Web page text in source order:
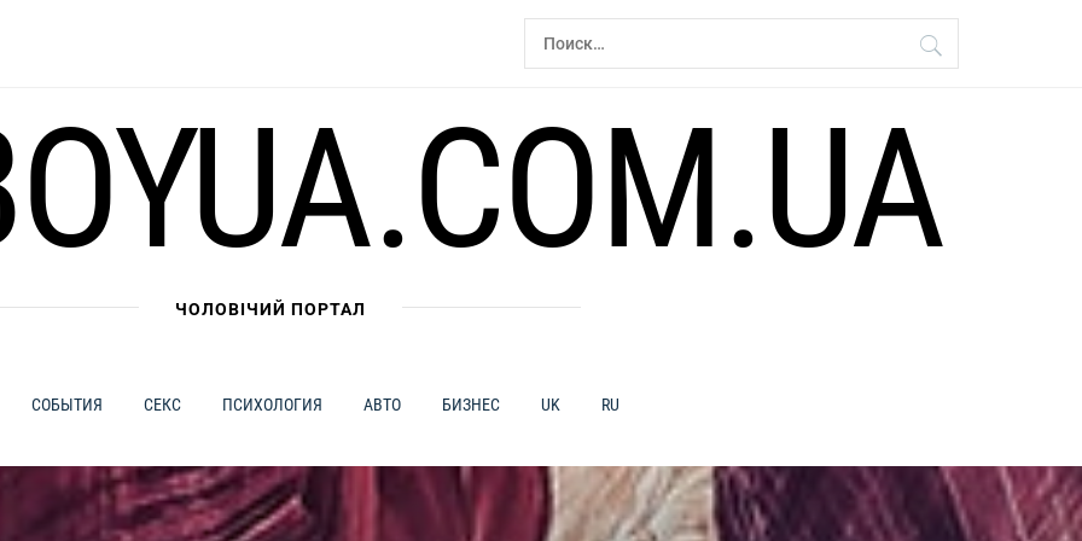
Найти:
ЧОЛОВІЧИЙ ПОРТАЛ
СОБЫТИЯ СЕКС ПСИХОЛОГИЯ АВТО БИЗНЕС UK RU